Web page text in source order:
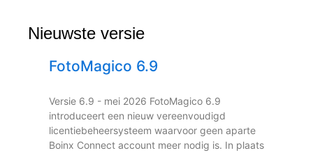
Nieuwste versie
FotoMagico 6.9
Versie 6.9 - mei 2026 FotoMagico 6.9
introduceert een nieuw vereenvoudigd
licentiebeheersysteem waarvoor geen aparte
Boinx Connect account meer nodig is. In plaats